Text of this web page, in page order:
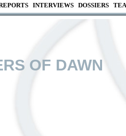
INTERVIEWS DOSSIERS
OF DAWN